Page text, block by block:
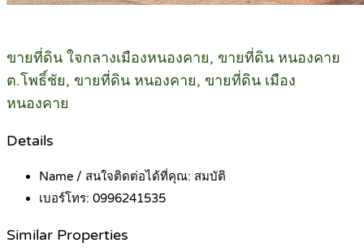
ขายที่ดิน ใจกลางเมืองหนองคาย, ขายที่ดิน หนองคาย
ต.โพธิ์ชัย, ขายที่ดิน หนองคาย, ขายที่ดิน เมือง
หนองคาย
Details
Name / สนใจติดต่อได้ที่คุณ: สมบัติ
เบอร์โทร: 0996241535
Similar Properties